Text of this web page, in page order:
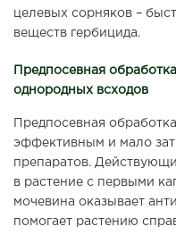
целевых сорняков –
веществ гербицида.
Предпосевная
однородных всходов
Предпосевная
эффективным и мало
препаратов.
в растение с первыми
мочевина оказывает
помогает растению